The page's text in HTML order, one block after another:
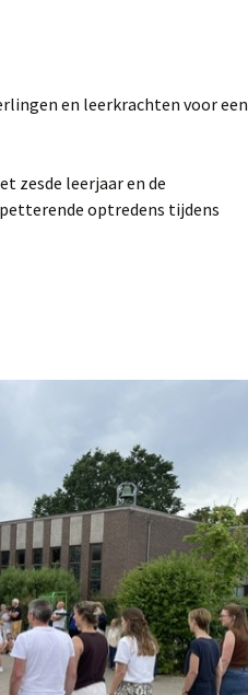
en leerkrachten voor een
zesde leerjaar en de
optredens tijdens